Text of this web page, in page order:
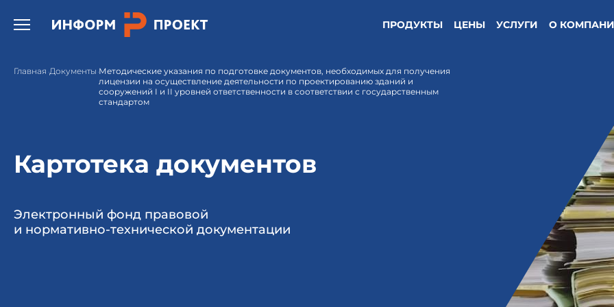
Открыть бургер меню. ПРОДУКТЫ ЦЕНЫ УСЛУГИ О
Главная Документы Методические указания по подготовке документов, необходимых для получения
лицензии на осуществление деятельности по проектированию зданий и
сооружений I и II уровней ответственности в соответствии с государственным
стандартом
Картотека документов
Электронный фонд правовой
и нормативно-технической документации